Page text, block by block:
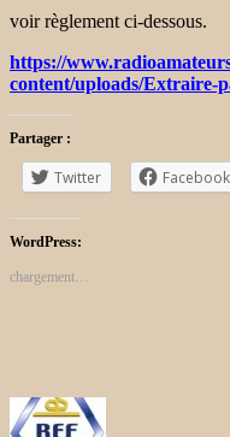
voir règlement ci-dessous.
https://
content/uploads/Extraire-
Partager :
Twitter Facebook
WordPress:
chargement…